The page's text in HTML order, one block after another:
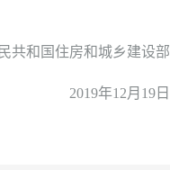
和国住房和城乡建设部
2019年12月19日